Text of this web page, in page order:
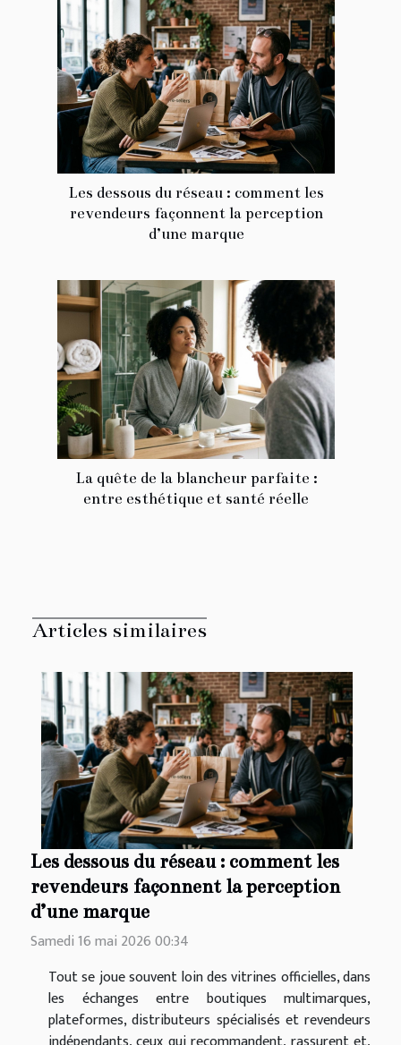
Les dessous du réseau : comment les
revendeurs façonnent la perception
d’une marque
La quête de la blancheur parfaite :
entre esthétique et santé réelle
Articles similaires
Les dessous du réseau : comment les
revendeurs façonnent la perception
d’une marque
Samedi 16 mai 2026 00:34
Tout se joue souvent loin des vitrines officielles, dans
les échanges entre boutiques multimarques,
plateformes, distributeurs spécialisés et revendeurs